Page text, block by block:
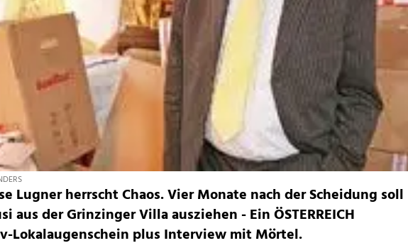
Lugner herrscht Chaos. Vier Monate nach der Scheidung soll
aus der Grinzinger Villa ausziehen - Ein ÖSTERREICH
Lokalaugenschein plus Interview mit Mörtel.